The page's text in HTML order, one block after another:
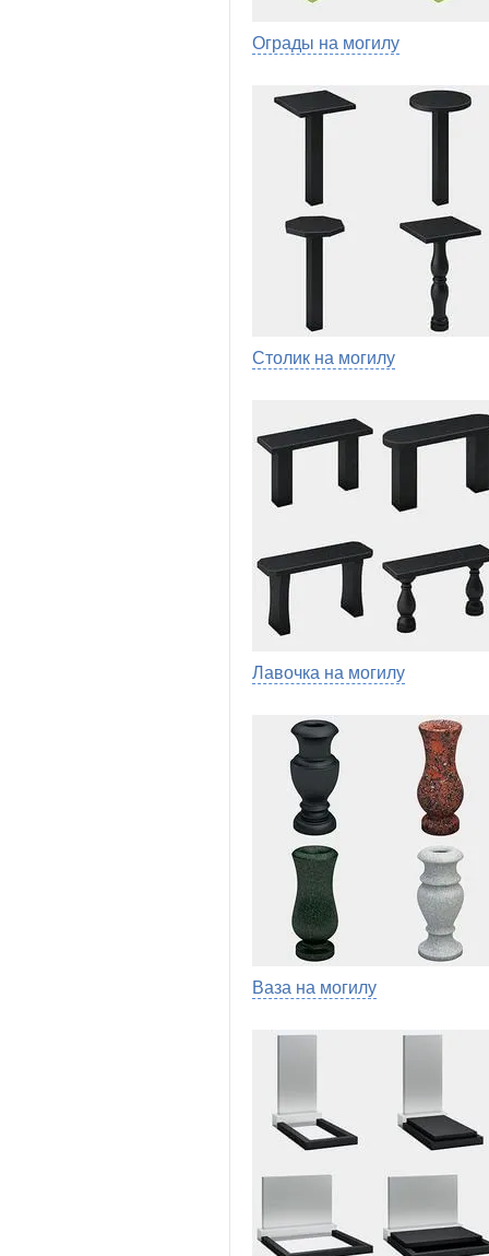
Ограды на могилу
Столик на могилу
Лавочка на могилу
Ваза на могилу